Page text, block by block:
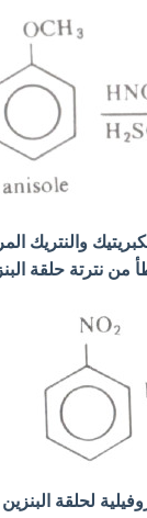
والنتريك
من نترتة حلقة
لحلقة